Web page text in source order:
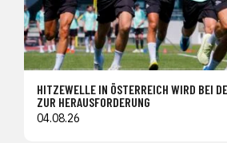
HITZEWELLE IN ÖSTERREICH WIRD BEI
ZUR HERAUSFORDERUNG
04.08.26